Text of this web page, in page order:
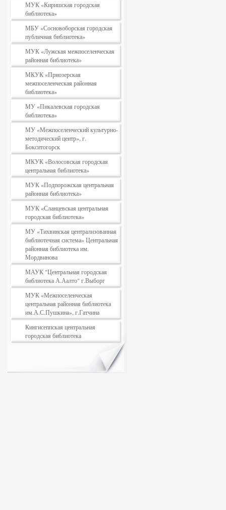
МУК «Киришская городская
библиотека»
МБУ «Сосновоборская городская
публичная библиотека»
МУК «Лужская межпоселенческая
районная библиотека»
МКУК «Приозерская
межпоселенческая районная
библиотека»
МУ «Пикалевская городская
библиотека»
МУ «Межпоселенческий культурно-
методический центр», г.
Бокситогорск
МКУК «Волосовская городская
центральная библиотека»
МУК «Подпорожская центральная
районная библиотека»
МУК «Сланцевская центральная
городская библиотека»
МУ «Тихвинская централизованная
библиотечная система» Центральная
районная библиотека им.
Мордвинова
МАУК "Центральная городская
библиотека А.Аалто" г.Выборг
МУК «Межпоселенческая
центральная районная библиотека
им.А.С.Пушкина», г.Гатчина
Кингисеппская центральная
городская библиотека